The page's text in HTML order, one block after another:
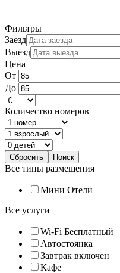
Фильтры
Заезд
Выезд
Цена
От
До
Количество номеров
Все типы размещения
Мини Отели
Все услуги
Wi-Fi Бесплатный
Автостоянка
Завтрак включен
Кафе